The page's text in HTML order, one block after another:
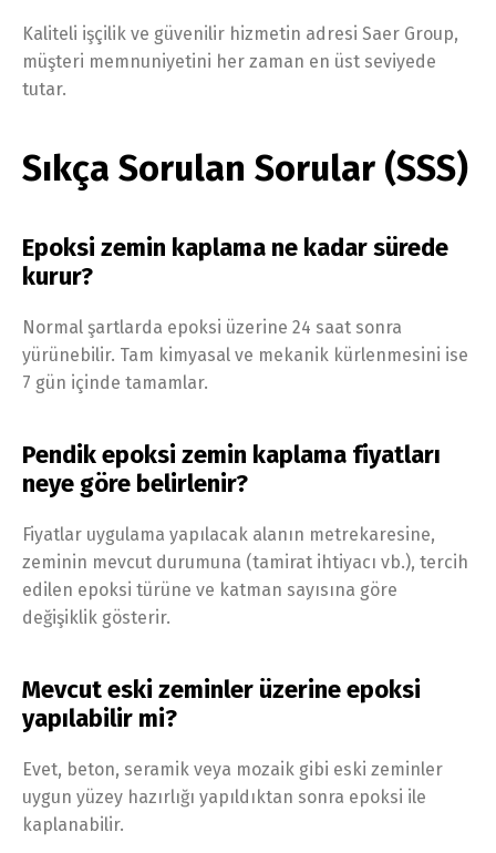
Kaliteli işçilik ve güvenilir hizmetin adresi Saer Group,
müşteri memnuniyetini her zaman en üst seviyede
tutar.
Sıkça Sorulan Sorular (SSS)
Epoksi zemin kaplama ne kadar sürede
kurur?
Normal şartlarda epoksi üzerine 24 saat sonra
yürünebilir. Tam kimyasal ve mekanik kürlenmesini ise
7 gün içinde tamamlar.
Pendik epoksi zemin kaplama fiyatları
neye göre belirlenir?
Fiyatlar uygulama yapılacak alanın metrekaresine,
zeminin mevcut durumuna (tamirat ihtiyacı vb.), tercih
edilen epoksi türüne ve katman sayısına göre
değişiklik gösterir.
Mevcut eski zeminler üzerine epoksi
yapılabilir mi?
Evet, beton, seramik veya mozaik gibi eski zeminler
uygun yüzey hazırlığı yapıldıktan sonra epoksi ile
kaplanabilir.